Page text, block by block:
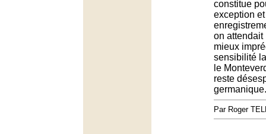
constitue
exception
on attendait
mieux
sensibilité
le
reste
germanique.
Par Roger